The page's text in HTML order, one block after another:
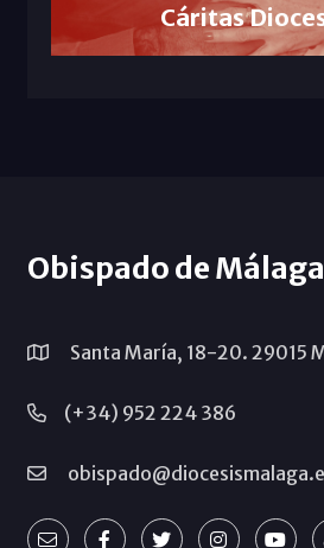
Cáritas
Obispado de Málaga
Santa María, 18-20. 29015
(+34) 952 224 386